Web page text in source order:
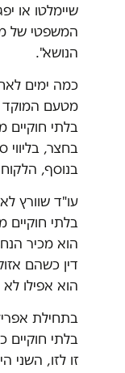
שיימלטו או
המשפטי של
הנושא".
כמה ימים
מטעם המוקד
בלתי חוקיים
בחצר,
בנוסף,
עו"ד שוורץ
בלתי חוקיים
הוא מכיר
דין כשהם
הוא אפילו
בתחילת
בלתי חוקיים
זו לזו, השני